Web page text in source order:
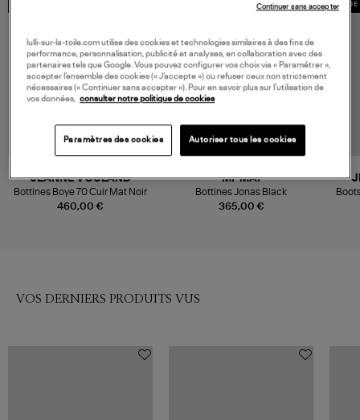
460,00 €
JEANNE VOULAND
Bottines Boye 70 Cuir Mat Noir
365,00 €
MI-MAI
Bottines Jonas Black
MADE
VOS DERNIERS PRODUITS VUS
lulli-sur-la-toile.com utilise des cookies et technologies similaires à des fins de
performance, personnalisation, publicité et analyses, en collaboration avec des
partenaires tels que Google. Vous pouvez configurer vos choix via « Paramétrer »,
accepter l’ensemble des cookies (« J’accepte ») ou refuser ceux non strictement
nécessaires (« Continuer sans accepter »). Pour en savoir plus sur l’utilisation de
vos données, consulter notre politique de cookies
Paramètres des cookies Autoriser tous les cookies
Continuer sans accepter